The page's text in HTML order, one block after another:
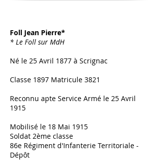
Foll Jean Pierre*
* Le Foll sur MdH
Né le 25 Avril 1877 à Scrignac
Classe 1897 Matricule 3821
Reconnu apte Service Armé le 25 Avril
1915
Mobilisé le 18 Mai 1915
Soldat 2ème classe
86e Régiment d'Infanterie Territoriale -
Dépôt